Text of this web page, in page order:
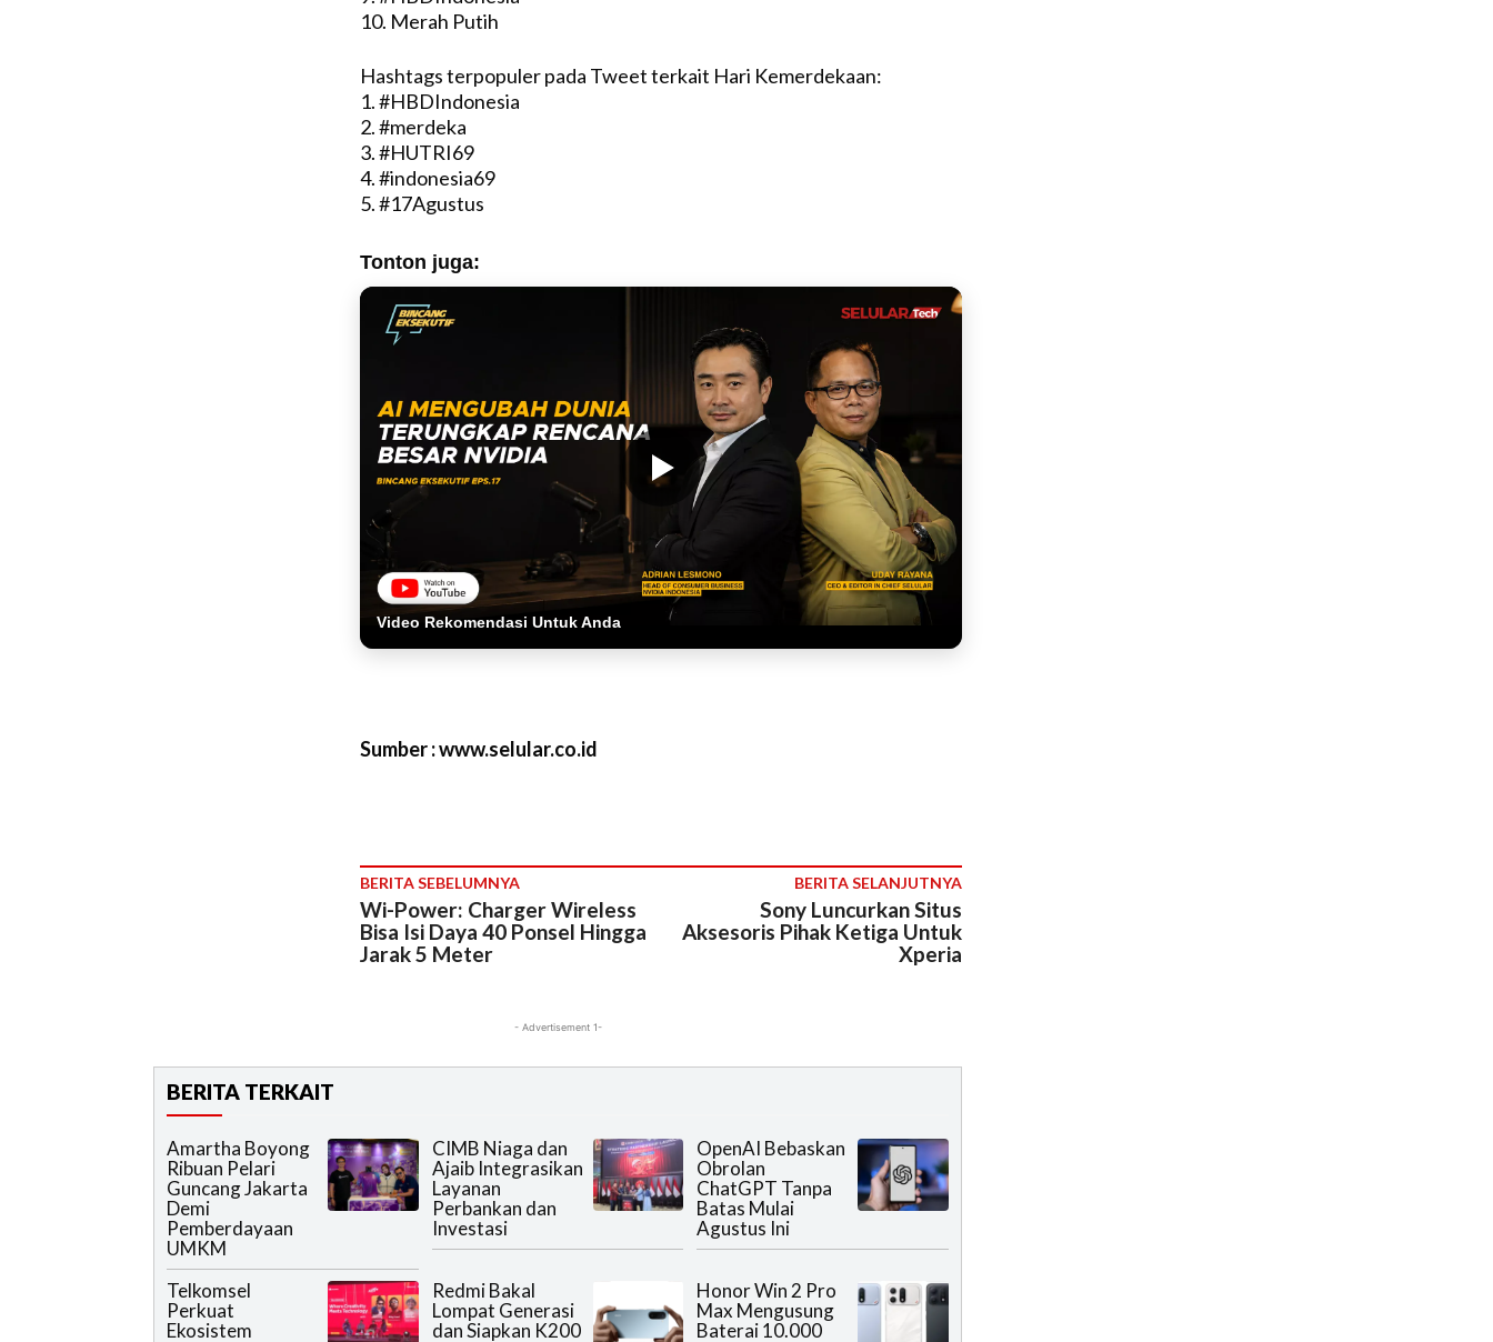
10. Merah Putih
Hashtags terpopuler pada Tweet terkait Hari Kemerdekaan:
1. #HBDIndonesia
2. #merdeka
3. #HUTRI69
4. #indonesia69
5. #17Agustus
Tonton juga:
Video Rekomendasi Untuk Anda
Sumber : www.selular.co.id
BERITA SEBELUMNYA
Wi-Power: Charger Wireless
Bisa Isi Daya 40 Ponsel Hingga
Jarak 5 Meter
BERITA SELANJUTNYA
Sony Luncurkan Situs
Aksesoris Pihak Ketiga Untuk
Xperia
- Advertisement 1-
BERITA TERKAIT
Amartha Boyong
Ribuan Pelari
Guncang Jakarta
Demi
Pemberdayaan
UMKM
CIMB Niaga dan
Ajaib Integrasikan
Layanan
Perbankan dan
Investasi
OpenAI Bebaskan
Obrolan
ChatGPT Tanpa
Batas Mulai
Agustus Ini
Telkomsel
Perkuat
Ekosistem
Redmi Bakal
Lompat Generasi
dan Siapkan K200
Honor Win 2 Pro
Max Mengusung
Baterai 10.000